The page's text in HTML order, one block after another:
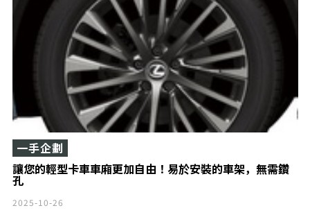
讓您的輕型卡車車廂更加自由！易於安裝的車架，無需鑽
孔
一手企劃
2025-10-26